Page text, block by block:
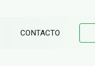
CONTACTO